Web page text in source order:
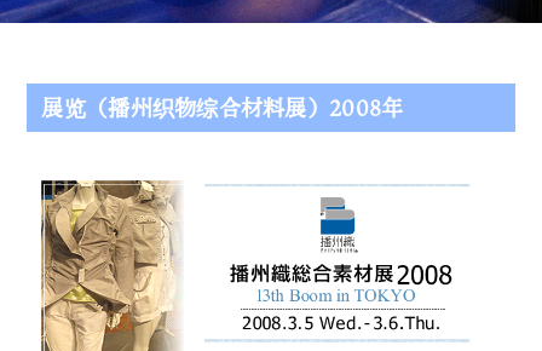
展览（播州织物综合材料展）2008年